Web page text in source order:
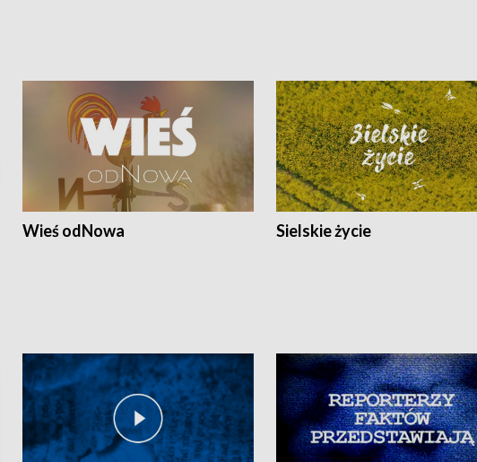
Wieś odNowa Sielskie życie